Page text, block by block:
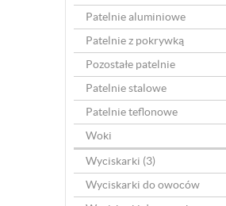
Patelnie aluminiowe
Patelnie z pokrywką
Pozostałe patelnie
Patelnie stalowe
Patelnie teflonowe
Woki
Wyciskarki (3)
Wyciskarki do owoców